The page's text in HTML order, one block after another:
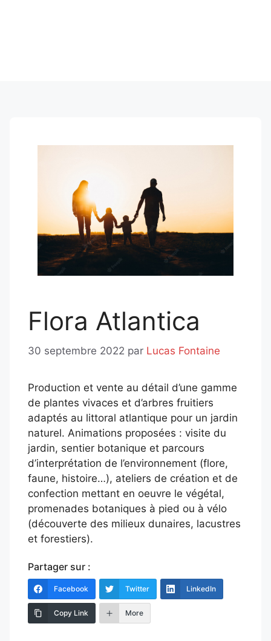
Flora Atlantica
30 septembre 2022 par Lucas Fontaine
Production et vente au détail d’une gamme
de plantes vivaces et d’arbres fruitiers
adaptés au littoral atlantique pour un jardin
naturel. Animations proposées : visite du
jardin, sentier botanique et parcours
d’interprétation de l’environnement (flore,
faune, histoire…), ateliers de création et de
confection mettant en oeuvre le végétal,
promenades botaniques à pied ou à vélo
(découverte des milieux dunaires, lacustres
et forestiers).
Partager sur :
Facebook Twitter LinkedIn
Copy Link More